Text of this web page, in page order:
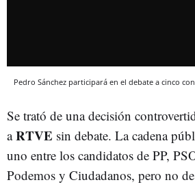
Pedro Sánchez participará en el debate a cinco
Se trató de una decisión
aRTVE sin debate. La cadena
uno entre los candidatos de PP,
Podemos y Ciudadanos, pero no